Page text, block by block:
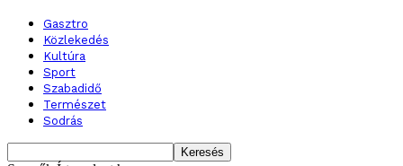
Gasztro
Közlekedés
Kultúra
Sport
Szabadidő
Természet
Sodrás